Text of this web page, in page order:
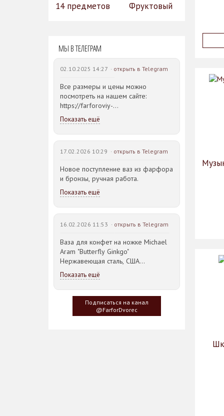
14 предметов
742 руб.
Фруктовый
МЫ В ТЕЛЕГРАМ
02.10.2025 14:27 · открыть в Telegram
Все размеры и цены можно
посмотреть на нашем сайте:
https://farforoviy-
dvorec.ru/catalog/brands/Bohemia_JIHLAVA/
Показать ещё
17.02.2026 10:29 · открыть в Telegram
Новое поступление ваз из фарфора
и бронзы, ручная работа.
Показать ещё
16.02.2026 11:53 · открыть в Telegram
Ваза для конфет на ножке Michael
Aram "Butterfly Ginkgo"
Нержавеющая сталь, США
23,5*21,5*14,5см
Идея такого дизайна предметов
сервировки стола пришла
создателю, когда он впервые
увидел дерево Гинкго Билоба, у
Показать ещё
Подписаться на канал
@FarforDvorec